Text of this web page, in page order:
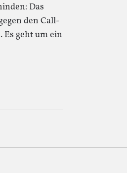
Das
den Call-
geht um ein